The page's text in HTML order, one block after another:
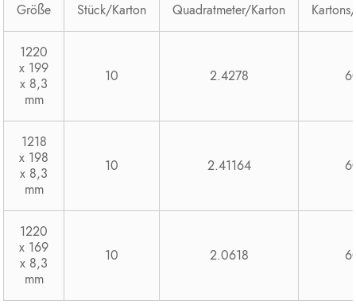
Größe Stück/Karton Quadratmeter/Karton
1220
x 199
x 8,3
mm
10 2.4278
1218
x 198
x 8,3
mm
10 2.41164
1220
x 169
x 8,3
mm
10 2.0618